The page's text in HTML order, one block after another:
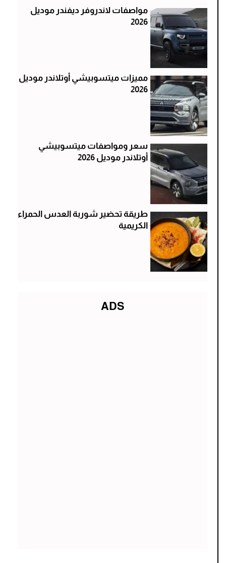
مواصفات لاندروفر ديفندر موديل
2026
مميزات ميتسوبيشي أوتلاندر موديل
2026
سعر ومواصفات ميتسوبيشي
أوتلاندر موديل 2026
طريقة تحضير شوربة العدس الحمراء
الكريمية
ADS